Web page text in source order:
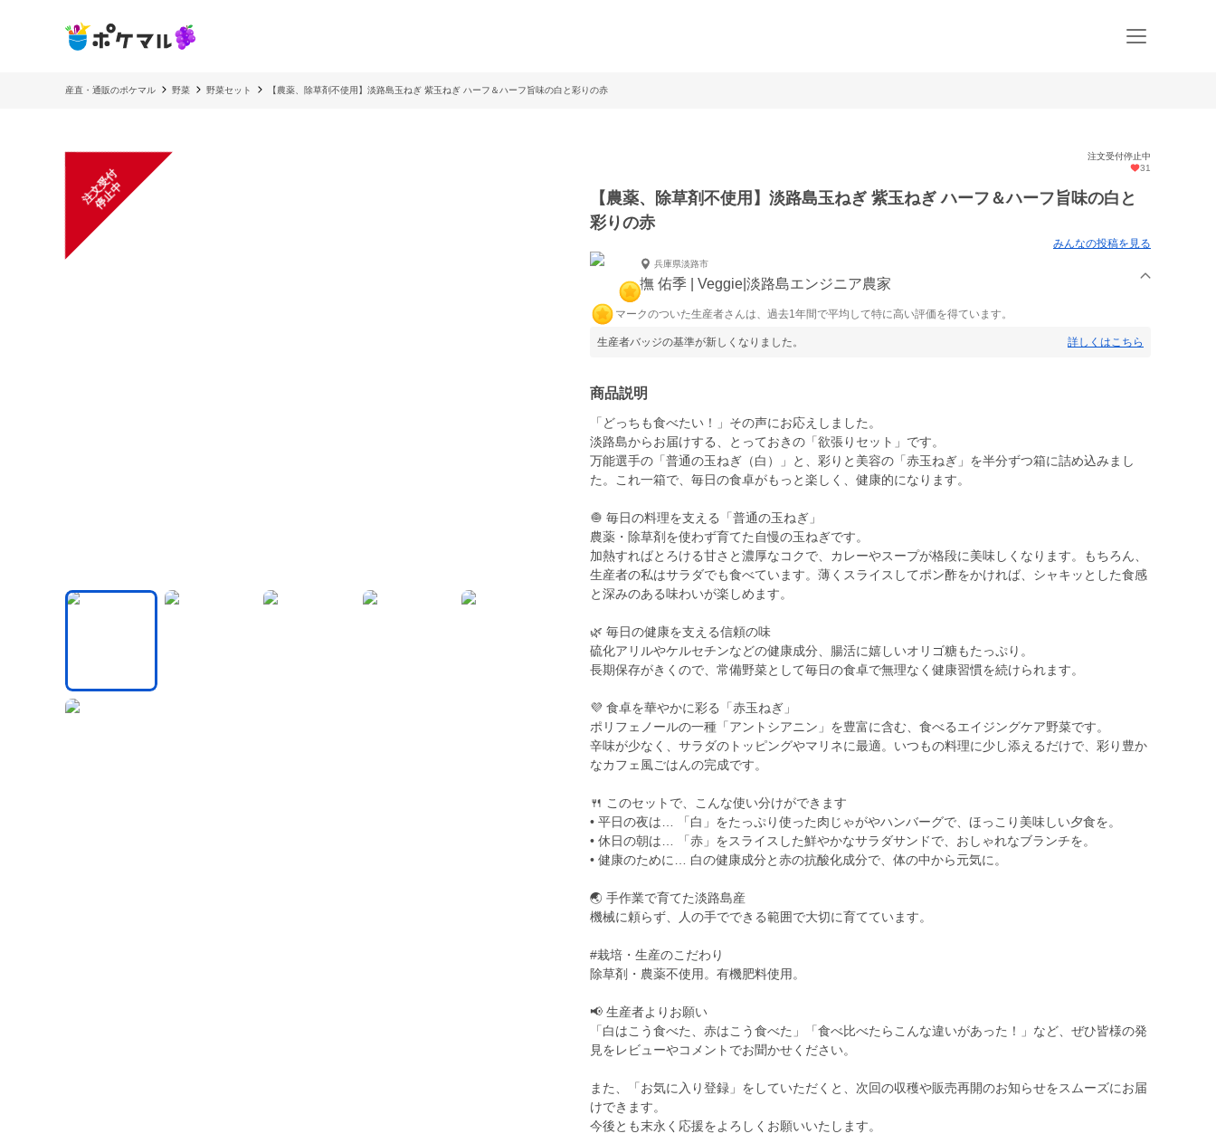
産直・通販のポケマル 野菜 野菜セット 【農薬、除草剤不使用】淡路島玉ねぎ 紫玉ねぎ ハーフ＆ハーフ旨味の白と彩りの赤
注
文
受
付
停
止
中
注文受付停止中
31
【農薬、除草剤不使用】淡路島玉ねぎ 紫玉ねぎ ハーフ＆ハーフ旨味の白と
彩りの赤
みんなの投稿を見る
兵庫県淡路市
撫 佑季 | Veggie|淡路島エンジニア農家
マークのついた生産者さんは、過去1年間で平均して特に高い評価を得ています。
生産者バッジの基準が新しくなりました。 詳しくはこちら
商品説明
「どっちも食べたい！」その声にお応えしました。
淡路島からお届けする、とっておきの「欲張りセット」です。
万能選手の「普通の玉ねぎ（白）」と、彩りと美容の「赤玉ねぎ」を半分ずつ箱に詰め込みまし
た。これ一箱で、毎日の食卓がもっと楽しく、健康的になります。
🧅 毎日の料理を支える「普通の玉ねぎ」
農薬・除草剤を使わず育てた自慢の玉ねぎです。
加熱すればとろける甘さと濃厚なコクで、カレーやスープが格段に美味しくなります。もちろん、
生産者の私はサラダでも食べています。薄くスライスしてポン酢をかければ、シャキッとした食感
と深みのある味わいが楽しめます。
🌿 毎日の健康を支える信頼の味
硫化アリルやケルセチンなどの健康成分、腸活に嬉しいオリゴ糖もたっぷり。
長期保存がきくので、常備野菜として毎日の食卓で無理なく健康習慣を続けられます。
💜 食卓を華やかに彩る「赤玉ねぎ」
ポリフェノールの一種「アントシアニン」を豊富に含む、食べるエイジングケア野菜です。
辛味が少なく、サラダのトッピングやマリネに最適。いつもの料理に少し添えるだけで、彩り豊か
なカフェ風ごはんの完成です。
🍴 このセットで、こんな使い分けができます
• 平日の夜は… 「白」をたっぷり使った肉じゃがやハンバーグで、ほっこり美味しい夕食を。
• 休日の朝は… 「赤」をスライスした鮮やかなサラダサンドで、おしゃれなブランチを。
• 健康のために… 白の健康成分と赤の抗酸化成分で、体の中から元気に。
🌏 手作業で育てた淡路島産
機械に頼らず、人の手でできる範囲で大切に育てています。
#栽培・生産のこだわり
除草剤・農薬不使用。有機肥料使用。
📢 生産者よりお願い
「白はこう食べた、赤はこう食べた」「食べ比べたらこんな違いがあった！」など、ぜひ皆様の発
見をレビューやコメントでお聞かせください。
また、「お気に入り登録」をしていただくと、次回の収穫や販売再開のお知らせをスムーズにお届
けできます。
今後とも末永く応援をよろしくお願いいたします。